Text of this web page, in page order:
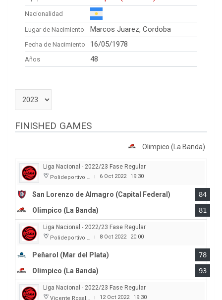
Nacionalidad
Lugar de Nacimiento Marcos Juarez, Cordoba
Fecha de Nacimiento 16/05/1978
Años 48
FINISHED GAMES
Olimpico (La Banda)
Liga Nacional - 2022/23 Fase Regular
Polideportivo Roberto Pando | 6 Oct 2022 19:30
San Lorenzo de Almagro (Capital Federal)
84
Olimpico (La Banda)
81
Liga Nacional - 2022/23 Fase Regular
Polideportivo Islas Malvinas | 8 Oct 2022 20:00
Peñarol (Mar del Plata)
78
Olimpico (La Banda)
93
Liga Nacional - 2022/23 Fase Regular
Vicente Rosales | 12 Oct 2022 19:30